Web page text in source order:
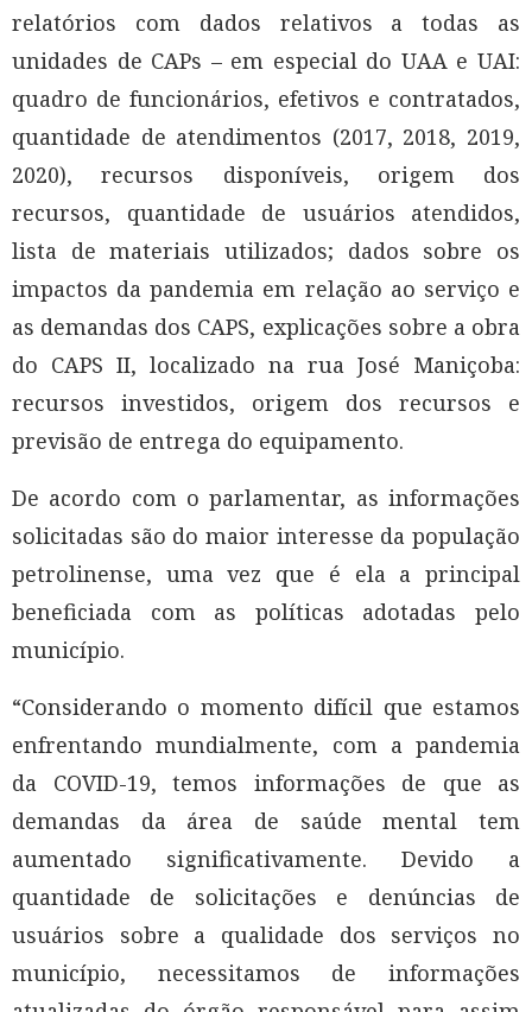
relatórios com dados relativos a todas as
unidades de CAPs – em especial do UAA e UAI:
quadro de funcionários, efetivos e contratados,
quantidade de atendimentos (2017, 2018, 2019,
2020), recursos disponíveis, origem dos
recursos, quantidade de usuários atendidos,
lista de materiais utilizados; dados sobre os
impactos da pandemia em relação ao serviço e
as demandas dos CAPS, explicações sobre a obra
do CAPS II, localizado na rua José Maniçoba:
recursos investidos, origem dos recursos e
previsão de entrega do equipamento.
De acordo com o parlamentar, as informações
solicitadas são do maior interesse da população
petrolinense, uma vez que é ela a principal
beneficiada com as políticas adotadas pelo
município.
“Considerando o momento difícil que estamos
enfrentando mundialmente, com a pandemia
da COVID-19, temos informações de que as
demandas da área de saúde mental tem
aumentado significativamente. Devido a
quantidade de solicitações e denúncias de
usuários sobre a qualidade dos serviços no
município, necessitamos de informações